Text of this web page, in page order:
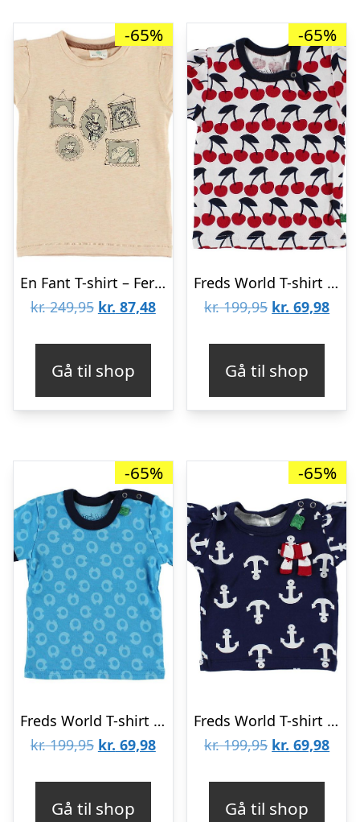
-65%
En Fant T-shirt – Ferskenmeleret m. Portrætter
kr.249,95 Den
var:
kr. 249,95.
kr. 87,48Den
kr. 87,48.
Gå til shop
-65%
Freds World T-shirt – Hvid m. Kirsebær
kr.199,95 Den
var:
kr. 199,95.
kr. 69,98Den
kr.
Gå til shop
-65%
Freds World T-shirt – Blå m. My I
kr.199,95 Den
kr. 69,98Den
Gå til shop
-65%
Freds World T-shirt – Navy m. Anker & sløjfe
kr.199,95 Den
kr. 69,98Den
Gå til shop